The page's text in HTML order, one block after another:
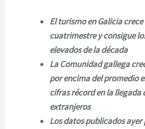
El turismo en Galicia
cuatrimestre y consigue
elevados de la década
La Comunidad gallega
por encima del promedio
cifras récord en la llegada
extranjeros
Los datos publicados ayer